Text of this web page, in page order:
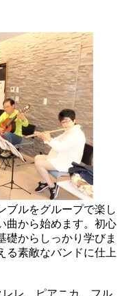
ルをグループで楽し
曲から始めます。初心
礎からしっかり学びま
る素敵なバンドに仕上
レ、ピアニカ、フル